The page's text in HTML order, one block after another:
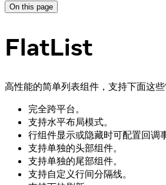
On this page
FlatList
高性能的简单列表组件，支持下面这些
完全跨平台。
支持水平布局模式。
行组件显示或隐藏时可配置回调
支持单独的头部组件。
支持单独的尾部组件。
支持自定义行间分隔线。